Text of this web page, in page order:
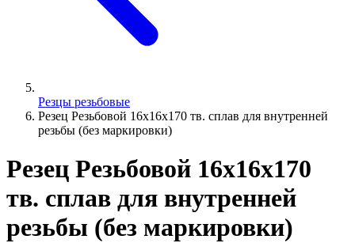
Резцы резьбовые
Резец Резьбовой 16х16х170 тв. сплав для внутренней
резьбы (без маркировки)
Резец Резьбовой 16х16х170
тв. сплав для внутренней
резьбы (без маркировки)